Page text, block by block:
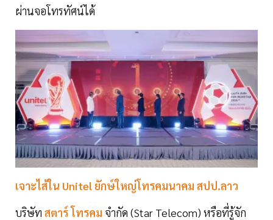
ผ่านจอโทรทัศน์ได้
เจาะไส้ใน Unitel ยักษ์ใหญ่โทรคมนาคม สปป.ลาว
บริษัท สตาร์ โทรคม จำกัด (Star Telecom) หรือที่รู้จัก